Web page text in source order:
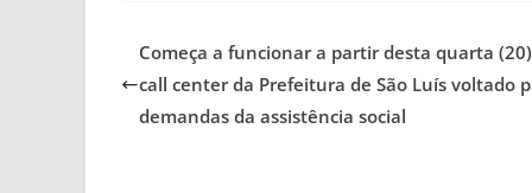
Começa a funcionar a partir desta quarta
call center da Prefeitura de São Luís voltado
demandas da assistência social